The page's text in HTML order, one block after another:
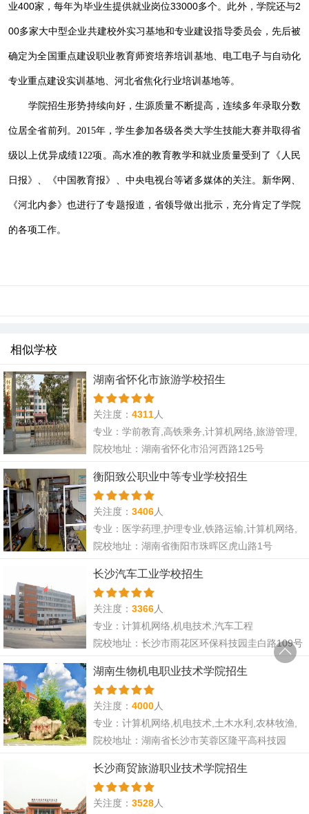
业400家，每年为毕业生提供就业岗位33000多个。此外，学院还与2
00多家大中型企业共建校外实习基地和专业建设指导委员会，先后被
确定为全国重点建设职业教育师资培养培训基地、电工电子与自动化
专业重点建设实训基地、河北省焦化行业培训基地等。
学院招生形势持续向好，生源质量不断提高，连续多年录取分数
位居全省前列。2015年，学生参加各级各类大学生技能大赛并取得省
级以上优异成绩122项。高水准的教育教学和就业质量受到了《人民
日报》、《中国教育报》、中央电视台等诸多媒体的关注。新华网、
《河北内参》也进行了专题报道，省领导做出批示，充分肯定了学院
的各项工作。
相似学校
湖南省怀化市旅游学校招生
关注度： 4311人
专业：学前教育,高铁乘务,计算机网络,旅游管理,
财经会计
院校地址：湖南省怀化市沿河西路125号
衡阳致公职业中等专业学校招生
关注度： 3406人
专业：医学药理,护理专业,铁路运输,计算机网络,
旅游管理,电子商务,航空服务
院校地址：湖南省衡阳市珠晖区虎山路1号
长沙汽车工业学校招生
关注度： 3366人
专业：计算机网络,机电技术,汽车工程
院校地址：长沙市雨花区环保科技园圭白路109号
湖南生物机电职业技术学院招生
关注度： 4000人
专业：计算机网络,机电技术,土木水利,农林牧渔,
旅游管理,汽车工程,财经会计,电子商务,市场营销,
航空服务,畜牧兽医
院校地址：湖南省长沙市芙蓉区隆平高科技园
长沙商贸旅游职业技术学院招生
关注度： 3528人